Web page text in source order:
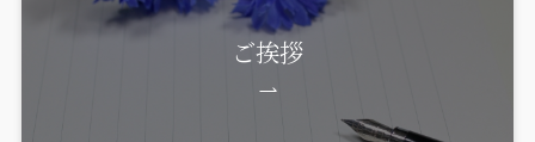
ご挨拶